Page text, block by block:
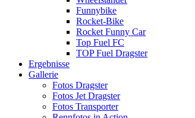
Funnybike
Rocket-Bike
Rocket Funny Car
Top Fuel FC
TOP Fuel Dragster
Ergebnisse
Gallerie
Fotos Dragster
Fotos Jet Dragster
Fotos Transporter